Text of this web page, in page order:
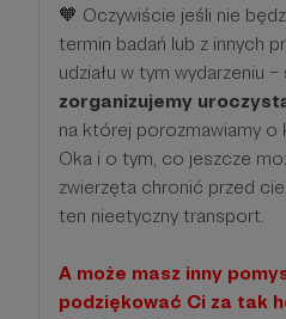
🧡 Oczywiście jeśli nie
termin badań lub z innych
udziału w tym wydarzeniu –
zorganizujemy
na której porozmawiamy o
Oka i o tym, co jeszcze
zwierzęta chronić przed
ten nieetyczny transport.
A może masz inny
podziękować Ci za tak